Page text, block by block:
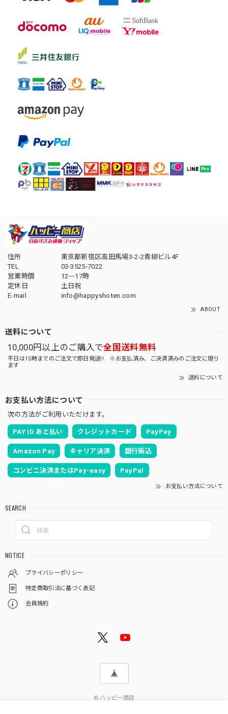
住所
東京都新宿区高田馬場3-2-2青柳ビル4F
TEL
03-3525-7022
営業時間
12－17時
定休日
土日祝
E-mail
info@happyshoten.com
ABOUT
送料について
10,000円以上のご購入で全国送料無料
平日は15時までのご注文で即日発送!! ※お支払済み、ご決済済みのご注文に限り
ます
送料について
お支払い方法について
次の方法がご利用いただけます。
PAY ID あと払い クレジットカード PayPay
Amazon Pay キャリア決済 銀行振込
コンビニ決済またはPay-easy PayPal
お支払い方法について
SEARCH
NOTICE
プライバシーポリシー
特定商取引法に基づく表記
会員規約
© ハッピー商店